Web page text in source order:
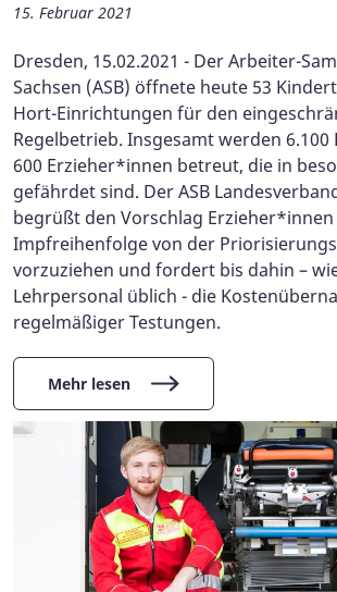
15. Februar 2021
Dresden, 15.02.2021 - Der Arbeiter-
Sachsen (ASB) öffnete heute 53
Hort-Einrichtungen für den
Regelbetrieb. Insgesamt werden
600 Erzieher*innen betreut, die in
gefährdet sind. Der ASB
begrüßt den Vorschlag
Impfreihenfolge von der
vorzuziehen und fordert bis dahin –
Lehrpersonal üblich - die
regelmäßiger Testungen.
Mehr lesen